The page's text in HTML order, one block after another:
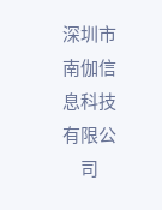
深圳市
南伽信
息科技
有限公
司